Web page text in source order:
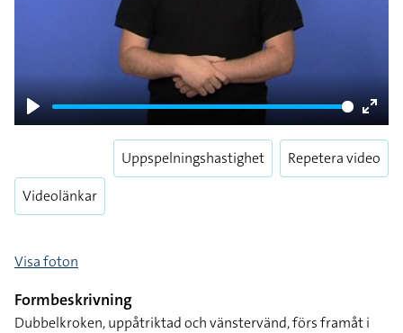
Play
Enter
Videolänkar
Uppspelningshastighet Repetera video
Visa foton
Formbeskrivning
Dubbelkroken, uppåtriktad och vänstervänd, förs framåt i